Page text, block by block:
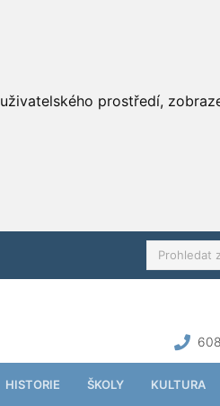
prostředí,
HISTORIE ŠKOLY KULTURA